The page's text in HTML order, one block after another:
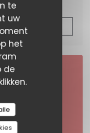
te
uw
het
de
((OPENT IN EEN